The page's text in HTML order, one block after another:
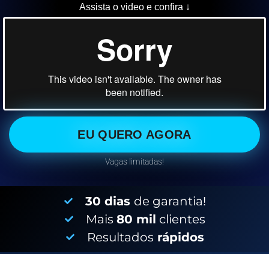
Assista o video e confira ↓
EU QUERO AGORA
Vagas limitadas!
30 dias de garantia!
Mais 80 mil clientes
Resultados rápidos